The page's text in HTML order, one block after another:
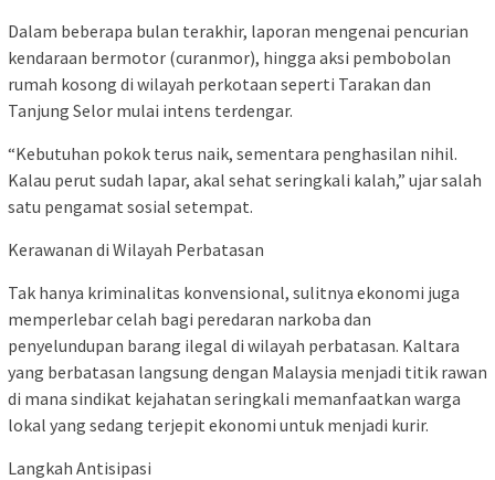
Dalam beberapa bulan terakhir, laporan mengenai pencurian
kendaraan bermotor (curanmor), hingga aksi pembobolan
rumah kosong di wilayah perkotaan seperti Tarakan dan
Tanjung Selor mulai intens terdengar.
“Kebutuhan pokok terus naik, sementara penghasilan nihil.
Kalau perut sudah lapar, akal sehat seringkali kalah,” ujar salah
satu pengamat sosial setempat.
Kerawanan di Wilayah Perbatasan
Tak hanya kriminalitas konvensional, sulitnya ekonomi juga
memperlebar celah bagi peredaran narkoba dan
penyelundupan barang ilegal di wilayah perbatasan. Kaltara
yang berbatasan langsung dengan Malaysia menjadi titik rawan
di mana sindikat kejahatan seringkali memanfaatkan warga
lokal yang sedang terjepit ekonomi untuk menjadi kurir.
Langkah Antisipasi